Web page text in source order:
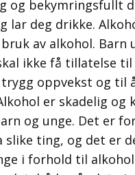
og bekymringsfullt
lar deg drikke.
av alkohol. Barn
ikke få tillatelse
oppvekst og til
er skadelig og
og unge. Det er
ting, og det er
i forhold til